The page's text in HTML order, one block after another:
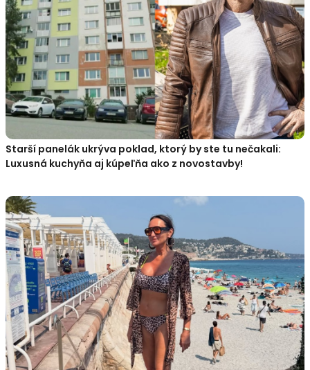
Starší panelák ukrýva poklad, ktorý by ste tu nečakali:
Luxusná kuchyňa aj kúpeľňa ako z novostavby!